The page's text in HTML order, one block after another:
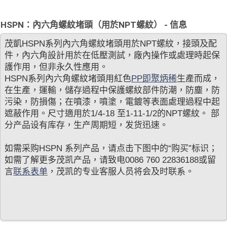
HSPN：內六角螺紋堵頭（用於NPT螺紋） - 信息
茂凱HSPN系列內六角螺紋堵頭用於NPT螺紋，接頭及配
件，內六角設計用於在低壓測試，廠內操作或處理時起保
護作用，但非永久性應用。
HSPN系列內六角螺紋堵頭用紅色PP即聚炳稀生產而成，
在生產，運輸，儲存過程中保護螺紋部件防潮，防塵，防
污染，防損傷；在噴漆，噴塗，電鍍等表面處理過程中起
遮蔽作用。尺寸適用於1/4-18 至1-11-1/2的NPT螺紋。 部
分产品设有库存，生产周期短，发货迅速。
如需采购HSPN 系列产品，请点击下图中的“购买”标识；
如需了解更多茂凯产品，请致电0086 760 22836188或留
言联系表单 ，茂凯的专业客服人员将会及时联系。